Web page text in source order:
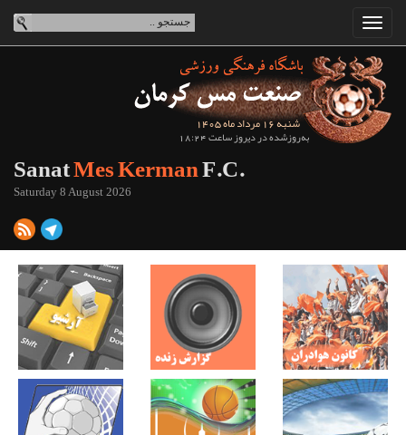
شنبه 16 مرداد ماه 1405
به‌روزشده در دیروز ساعت 18:24
SanatMes KermanF.C.
Saturday 8 August 2026